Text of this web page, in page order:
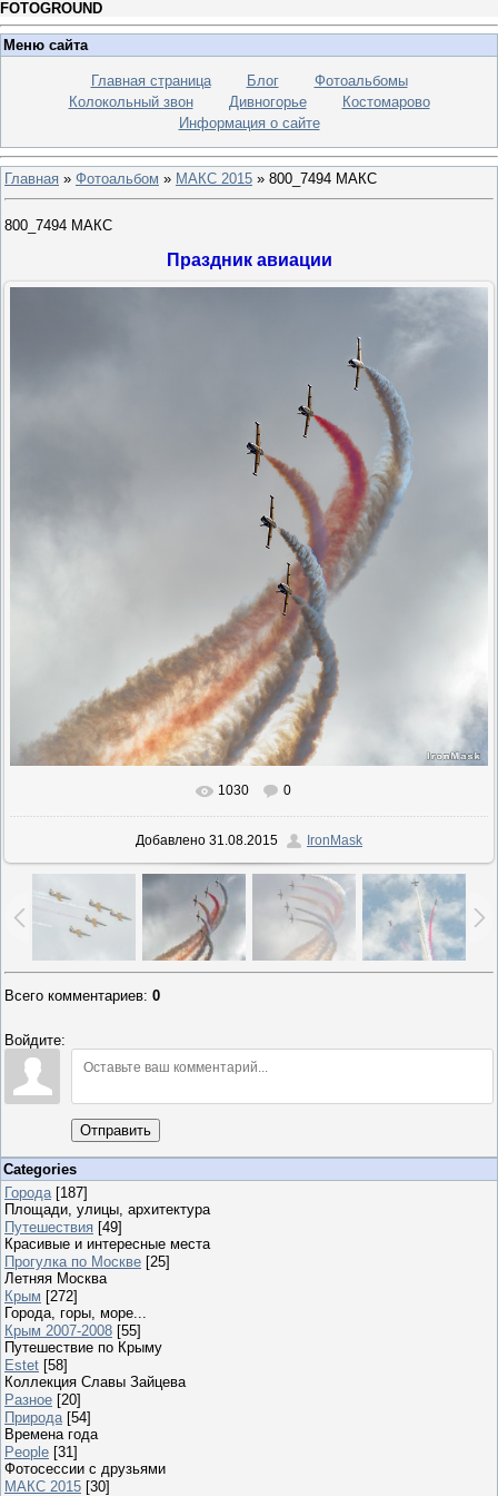
FOTOGROUND
Меню сайта
Главная страница Блог
Фотоальбомы
Колокольный звон
Дивногорье
Костомарово
Информация о сайте
Главная » Фотоальбом » МАКС 2015 » 800_7494 МАКС
800_7494 МАКС
Праздник авиации
1030 0
Добавлено 31.08.2015 IronMask
Всего комментариев: 0
Войдите:
Отправить
Categories
Города [187]
Площади, улицы, архитектура
Путешествия [49]
Красивые и интересные места
Прогулка по Москве [25]
Летняя Москва
Крым [272]
Города, горы, море...
Крым 2007-2008 [55]
Путешествие по Крыму
Estet [58]
Коллекция Славы Зайцева
Разное [20]
Природа [54]
Времена года
People [31]
Фотосессии с друзьями
МАКС 2015 [30]